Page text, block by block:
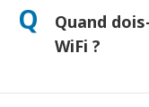
de remplacement
contactez-nous
rester connecté.
Q
Quand
WiFi ?